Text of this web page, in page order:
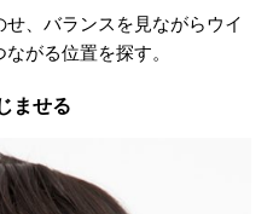
、バランスを見ながらウイ
がる位置を探す。
ませる